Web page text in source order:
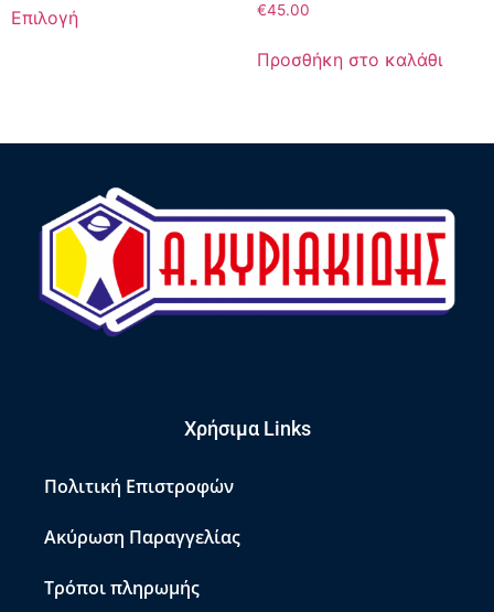
Επιλογή €45.00
Προσθήκη στο καλάθι
Χρήσιμα Links
Πολιτική Επιστροφών
Ακύρωση Παραγγελίας
Τρόποι πληρωμής